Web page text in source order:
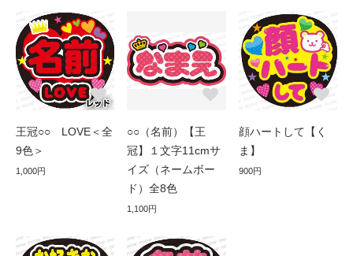
王冠○○ LOVE＜全
9色＞
1,000円
○○（名前）【王
冠】１文字11cmサ
イズ（ネームボー
ド）全8色
1,100円
顔ハートして【く
ま】
900円